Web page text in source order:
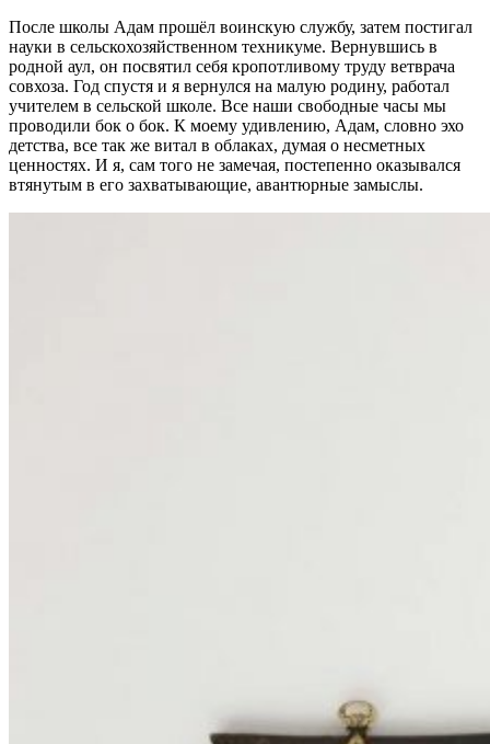
После школы Адам прошёл воинскую службу, затем постигал
науки в сельскохозяйственном техникуме. Вернувшись в
родной аул, он посвятил себя кропотливому труду ветврача
совхоза. Год спустя и я вернулся на малую родину, работал
учителем в сельской школе. Все наши свободные часы мы
проводили бок о бок. К моему удивлению, Адам, словно эхо
детства, все так же витал в облаках, думая о несметных
ценностях. И я, сам того не замечая, постепенно оказывался
втянутым в его захватывающие, авантюрные замыслы.